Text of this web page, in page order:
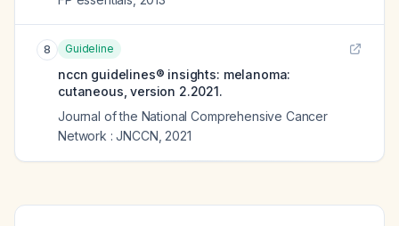
8 Guideline
nccn guidelines® insights: melanoma:
cutaneous, version 2.2021.
Journal of the National Comprehensive Cancer
Network : JNCCN 2021